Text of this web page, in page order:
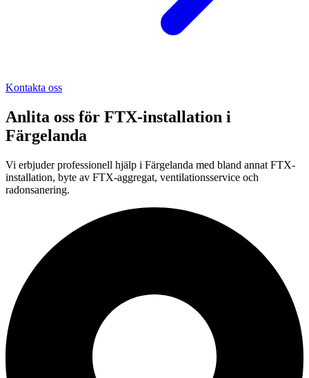
Kontakta oss
Anlita oss för FTX-installation i
Färgelanda
Vi erbjuder professionell hjälp i Färgelanda med bland annat FTX-
installation, byte av FTX-aggregat, ventilationsservice och
radonsanering.